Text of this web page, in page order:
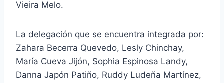
Vieira Melo.
La delegación que se encuentra integrada por:
Zahara Becerra Quevedo, Lesly Chinchay,
María Cueva Jijón, Sophia Espinosa Landy,
Danna Japón Patiño, Ruddy Ludeña Martínez,